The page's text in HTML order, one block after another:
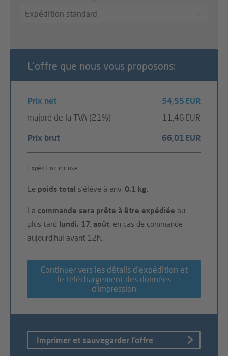
Expédition standard
L’offre que nous vous proposons:
Prix net
54,55 EUR
majoré de la TVA (21%)
11,46 EUR
Prix brut 66,01 EUR
Expédition incluse
Le poids total s'élève à env. 0,1 kg.
La commande sera prête à être expédiée au
plus tard lundi, 17. août, en cas de commande
aujourd'hui avant 12h.
Continuer vers les détails d’expédition et
le téléchargement des données
d’impression
Imprimer et sauvegarder l’offre